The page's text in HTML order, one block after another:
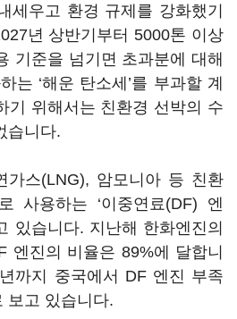
세우고 환경 규제를 강화했기
년 상반기부터 5000톤 이상
기준을 넘기면 초과분에 대해
는 ‘해운 탄소세’를 부과할 계
기 위해서는 친환경 선박의 수
습니다.
가스(LNG), 암모니아 등 친환
사용하는 ‘이중연료(DF) 엔
있습니다. 지난해 한화엔진의
엔진의 비율은 89%에 달합니
까지 중국에서 DF 엔진 부족
보고 있습니다.